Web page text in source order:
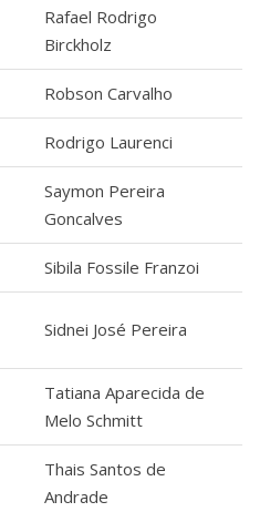
Rafael Rodrigo
Birckholz
Robson Carvalho
Rodrigo Laurenci
Saymon Pereira
Goncalves
Sibila Fossile Franzoi
Sidnei José Pereira
Tatiana Aparecida de
Melo Schmitt
Thais Santos de
Andrade